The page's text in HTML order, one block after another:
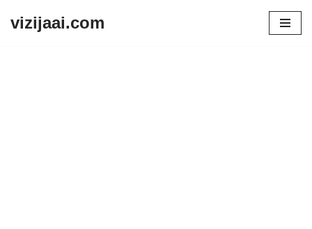
vizijaai.com